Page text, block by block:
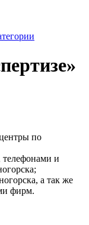
по
телефонами и
а так же
фирм.